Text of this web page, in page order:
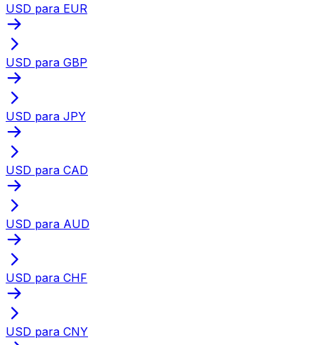
USD para EUR
USD para GBP
USD para JPY
USD para CAD
USD para AUD
USD para CHF
USD para CNY